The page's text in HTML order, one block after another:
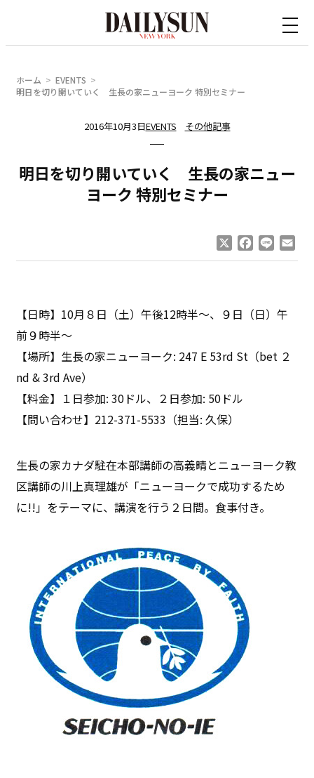
ホーム
EVENTS
明日を切り開いていく 生長の家ニューヨーク 特別セミナー
2016年10月3日EVENTS その他記事
明日を切り開いていく 生長の家ニュー
ヨーク 特別セミナー
Facebook
Line
【日時】10月８日（土）午後12時半～、９日（日）午
前９時半～
【場所】生長の家ニューヨーク: 247 E 53rd St（bet ２
nd & 3rd Ave）
【料金】１日参加: 30ドル、２日参加: 50ドル
【問い合わせ】212-371-5533（担当: 久保）
生長の家カナダ駐在本部講師の高義晴とニューヨーク教
区講師の川上真理雄が「ニューヨークで成功するため
に!!」をテーマに、講演を行う２日間。食事付き。